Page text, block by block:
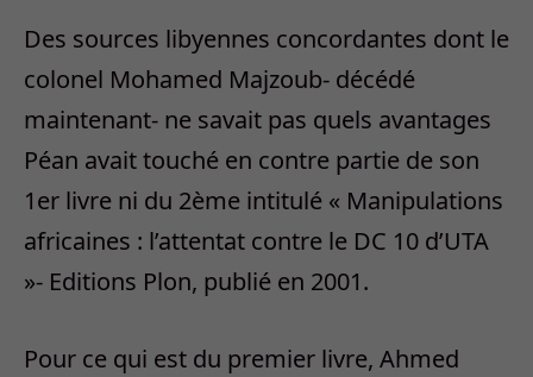
Des sources libyennes concordantes dont le
colonel Mohamed Majzoub- décédé
maintenant- ne savait pas quels avantages
Péan avait touché en contre partie de son
1er livre ni du 2ème intitulé « Manipulations
africaines : l’attentat contre le DC 10 d’UTA
»- Editions Plon, publié en 2001.
Pour ce qui est du premier livre, Ahmed